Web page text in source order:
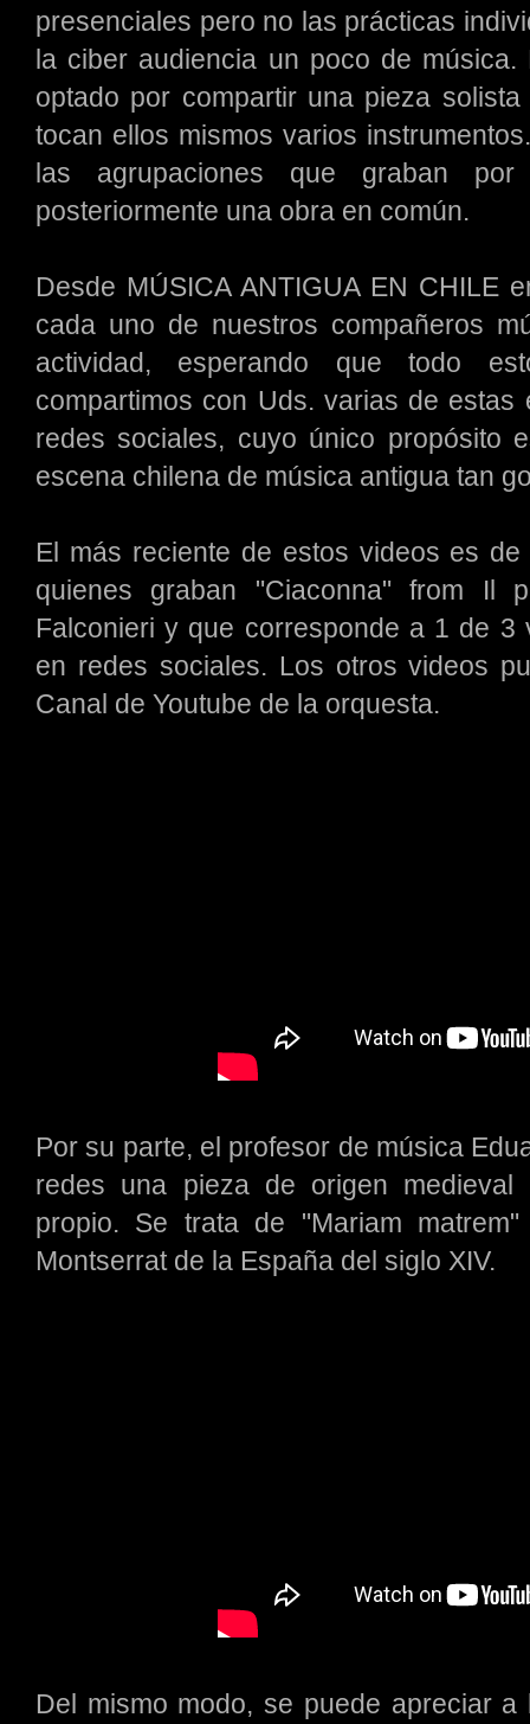
presenciales pero no las prácticas
la ciber audiencia un poco de
optado por compartir una pieza
tocan ellos mismos varios
las agrupaciones que graban
posteriormente una obra en común.
Desde MÚSICA ANTIGUA EN CHILE
cada uno de nuestros compañeros
actividad, esperando que todo
compartimos con Uds. varias de
redes sociales, cuyo único propósito
escena chilena de música antigua tan
El más reciente de estos videos es
quienes graban "Ciaconna" from Il
Falconieri y que corresponde a 1 de
en redes sociales. Los otros videos
Canal de Youtube de la orquesta.
Por su parte, el profesor de música
redes una pieza de origen
propio. Se trata de "Mariam
Montserrat de la España del siglo XIV.
Del mismo modo, se puede apreciar